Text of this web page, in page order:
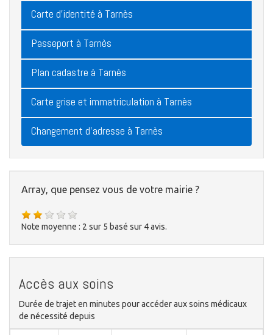
Carte d'identité à Tarnès
Passeport à Tarnès
Plan cadastre à Tarnès
Carte grise et immatriculation à Tarnès
Changement d'adresse à Tarnès
Array, que pensez vous de votre mairie ?
Note moyenne : 2 sur 5 basé sur 4avis.
Accès aux soins
Durée de trajet en minutes pour accéder aux soins médicaux
de nécessité depuis